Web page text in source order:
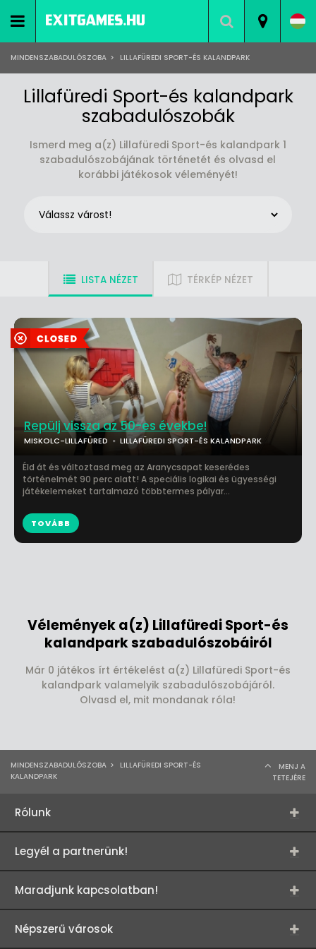
MINDENSZABADULÓSZOBA > LILLAFÜREDI SPORT-ÉS KALANDPARK
Lillafüredi Sport-és kalandpark
szabadulószobák
Ismerd meg a(z) Lillafüredi Sport-és kalandpark 1
szabadulószobájának történetét és olvasd el
korábbi játékosok véleményét!
LISTA NÉZET TÉRKÉP NÉZET
Repülj vissza az 50-es évekbe!
MISKOLC-LILLAFÜRED LILLAFÜREDI SPORT-ÉS KALANDPARK
Éld át és változtasd meg az Aranycsapat keserédes
történelmét 90 perc alatt! A speciális logikai és ügyességi
játékelemeket tartalmazó többtermes pályar...
TOVÁBB
Vélemények a(z) Lillafüredi Sport-és
kalandpark szabadulószobáiról
Már 0 játékos írt értékelést a(z) Lillafüredi Sport-és
kalandpark valamelyik szabadulószobájáról.
Olvasd el, mit mondanak róla!
MINDENSZABADULÓSZOBA >
LILLAFÜREDI SPORT-ÉS
KALANDPARK
MENJ A
TETEJÉRE
Rólunk
Legyél a partnerünk!
Maradjunk kapcsolatban!
Népszerű városok